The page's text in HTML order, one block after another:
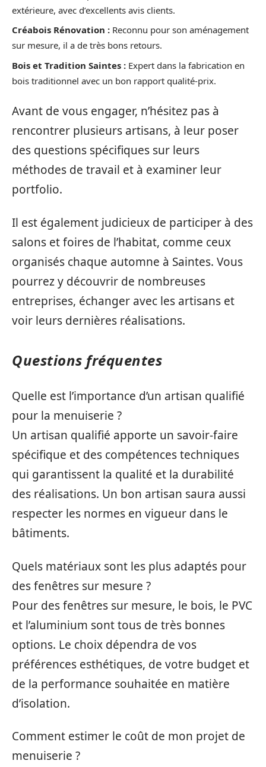
extérieure, avec d’excellents avis clients.
Créabois Rénovation : Reconnu pour son aménagement
sur mesure, il a de très bons retours.
Bois et Tradition Saintes : Expert dans la fabrication en
bois traditionnel avec un bon rapport qualité-prix.
Avant de vous engager, n’hésitez pas à
rencontrer plusieurs artisans, à leur poser
des questions spécifiques sur leurs
méthodes de travail et à examiner leur
portfolio.
Il est également judicieux de participer à des
salons et foires de l’habitat, comme ceux
organisés chaque automne à Saintes. Vous
pourrez y découvrir de nombreuses
entreprises, échanger avec les artisans et
voir leurs dernières réalisations.
Questions fréquentes
Quelle est l’importance d’un artisan qualifié
pour la menuiserie ?
Un artisan qualifié apporte un savoir-faire
spécifique et des compétences techniques
qui garantissent la qualité et la durabilité
des réalisations. Un bon artisan saura aussi
respecter les normes en vigueur dans le
bâtiments.
Quels matériaux sont les plus adaptés pour
des fenêtres sur mesure ?
Pour des fenêtres sur mesure, le bois, le PVC
et l’aluminium sont tous de très bonnes
options. Le choix dépendra de vos
préférences esthétiques, de votre budget et
de la performance souhaitée en matière
d’isolation.
Comment estimer le coût de mon projet de
menuiserie ?